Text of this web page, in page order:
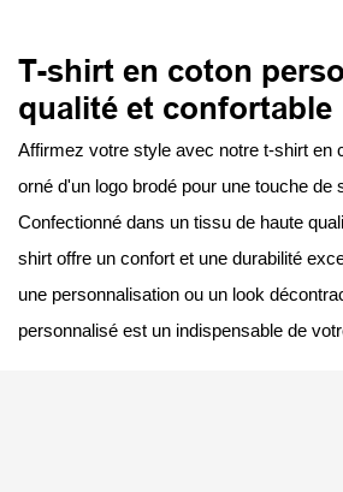
T-shirt en coton
qualité et confortable
Affirmez votre style avec notre t-shirt en
orné d'un logo brodé pour une touche de
Confectionné dans un tissu de haute
shirt offre un confort et une durabilité
une personnalisation ou un look
personnalisé est un indispensable de